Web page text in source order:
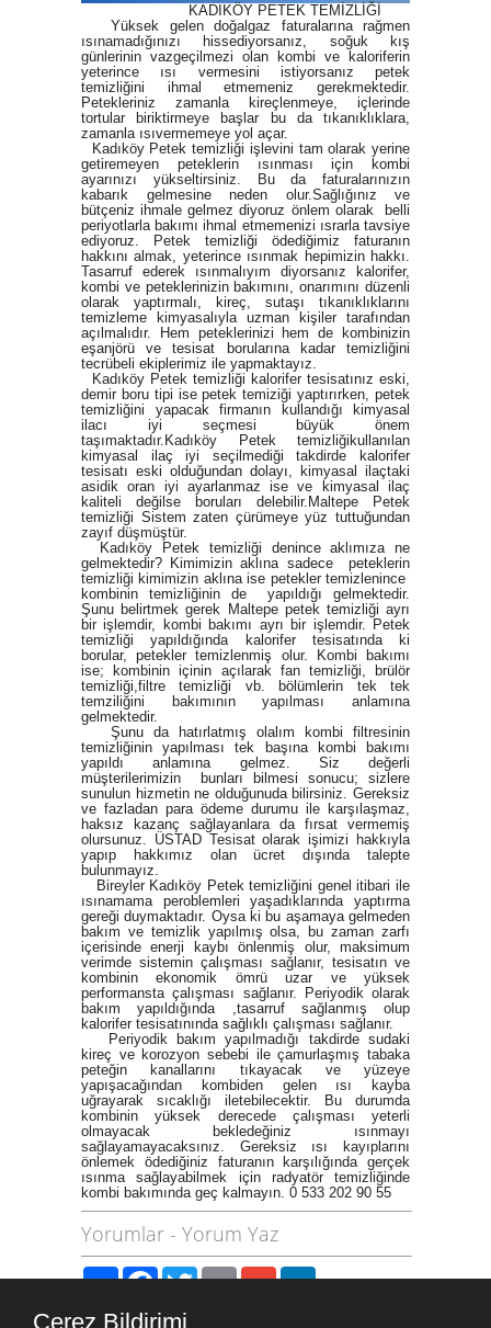
KADIKÖY PETEK TEMİZLİĞİ
Yüksek gelen doğalgaz faturalarına rağmen
ısınamadığınızı hissediyorsanız, soğuk kış
günlerinin vazgeçilmezi olan kombi ve kaloriferin
yeterince ısı vermesini istiyorsanız petek
temizliğini ihmal etmemeniz gerekmektedir.
Petekleriniz zamanla kireçlenmeye, içlerinde
tortular biriktirmeye başlar bu da tıkanıklıklara,
zamanla ısıvermemeye yol açar.
Kadıköy Petek temizliği işlevini tam olarak yerine
getiremeyen peteklerin ısınması için kombi
ayarınızı yükseltirsiniz. Bu da faturalarınızın
kabarık gelmesine neden olur.Sağlığınız ve
bütçeniz ihmale gelmez diyoruz önlem olarak belli
periyotlarla bakımı ihmal etmemenizi ısrarla tavsiye
ediyoruz. Petek temizliği ödediğimiz faturanın
hakkını almak, yeterince ısınmak hepimizin hakkı.
Tasarruf ederek ısınmalıyım diyorsanız kalorifer,
kombi ve peteklerinizin bakımını, onarımını düzenli
olarak yaptırmalı, kireç, sutaşı tıkanıklıklarını
temizleme kimyasalıyla uzman kişiler tarafından
açılmalıdır. Hem peteklerinizi hem de kombinizin
eşanjörü ve tesisat borularına kadar temizliğini
tecrübeli ekiplerimiz ile yapmaktayız.
Kadıköy Petek temizliği kalorifer tesisatınız eski,
demir boru tipi ise petek temiziği yaptırırken, petek
temizliğini yapacak firmanın kullandığı kimyasal
ilacı iyi seçmesi büyük önem
taşımaktadır.Kadıköy Petek temizliğikullanılan
kimyasal ilaç iyi seçilmediği takdirde kalorifer
tesisatı eski olduğundan dolayı, kimyasal ilaçtaki
asidik oran iyi ayarlanmaz ise ve kimyasal ilaç
kaliteli değilse boruları delebilir.Maltepe Petek
temizliği Sistem zaten çürümeye yüz tuttuğundan
zayıf düşmüştür.
Kadıköy Petek temizliği denince aklımıza ne
gelmektedir? Kimimizin aklına sadece peteklerin
temizliği kimimizin aklına ise petekler temizlenince
kombinin temizliğinin de yapıldığı gelmektedir.
Şunu belirtmek gerek Maltepe petek temizliği ayrı
bir işlemdir, kombi bakımı ayrı bir işlemdir. Petek
temizliği yapıldığında kalorifer tesisatında ki
borular, petekler temizlenmiş olur. Kombi bakımı
ise; kombinin içinin açılarak fan temizliği, brülör
temizliği,filtre temizliği vb. bölümlerin tek tek
temziliğini bakımının yapılması anlamına
gelmektedir.
Şunu da hatırlatmış olalım kombi filtresinin
temizliğinin yapılması tek başına kombi bakımı
yapıldı anlamına gelmez. Siz değerli
müşterilerimizin bunları bilmesi sonucu; sizlere
sunulun hizmetin ne olduğunuda bilirsiniz. Gereksiz
ve fazladan para ödeme durumu ile karşılaşmaz,
haksız kazanç sağlayanlara da fırsat vermemiş
olursunuz. ÜSTAD Tesisat olarak işimizi hakkıyla
yapıp hakkımız olan ücret dışında talepte
bulunmayız.
Bireyler Kadıköy Petek temizliğini genel itibari ile
ısınamama peroblemleri yaşadıklarında yaptırma
gereği duymaktadır. Oysa ki bu aşamaya gelmeden
bakım ve temizlik yapılmış olsa, bu zaman zarfı
içerisinde enerji kaybı önlenmiş olur, maksimum
verimde sistemin çalışması sağlanır, tesisatın ve
kombinin ekonomik ömrü uzar ve yüksek
performansta çalışması sağlanır. Periyodik olarak
bakım yapıldığında ,tasarruf sağlanmış olup
kalorifer tesisatınında sağlıklı çalışması sağlanır.
Periyodik bakım yapılmadığı takdirde sudaki
kireç ve korozyon sebebi ile çamurlaşmış tabaka
peteğin kanallarını tıkayacak ve yüzeye
yapışacağından kombiden gelen ısı kayba
uğrayarak sıcaklığı iletebilecektir. Bu durumda
kombinin yüksek derecede çalışması yeterli
olmayacak bekledeğiniz ısınmayı
sağlayamayacaksınız. Gereksiz ısı kayıplarını
önlemek ödediğiniz faturanın karşılığında gerçek
ısınma sağlayabilmek için radyatör temizliğinde
kombi bakımında geç kalmayın. 0 533 202 90 55
Yorumlar - Yorum Yaz
PaylaşFacebook
TwitterEmailGmailLinkedIn
Site Haritası
Çerez Bildirimi